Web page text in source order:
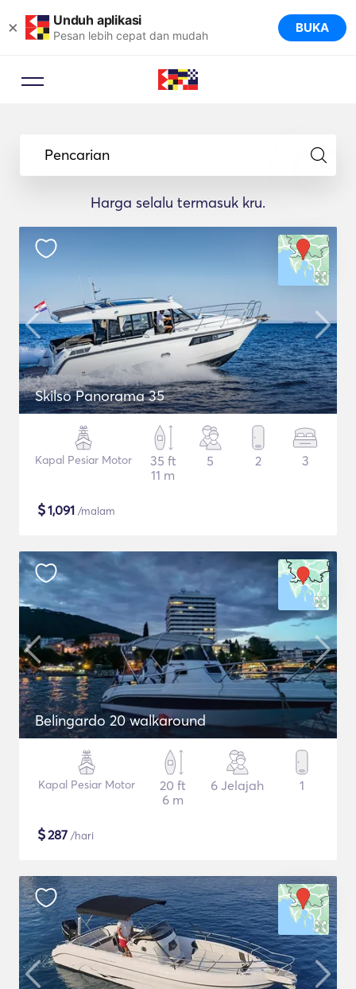
× Unduh aplikasi
Pesan lebih cepat dan mudah BUKA
Pencarian
Harga selalu termasuk kru.
Skilso Panorama 35
Kapal Pesiar Motor
35 ft
11 m
5 2 3
$1,091 /malam
Belingardo 20 walkaround
Kapal Pesiar Motor
20 ft
6 m
6 Jelajah 1
$287 /hari